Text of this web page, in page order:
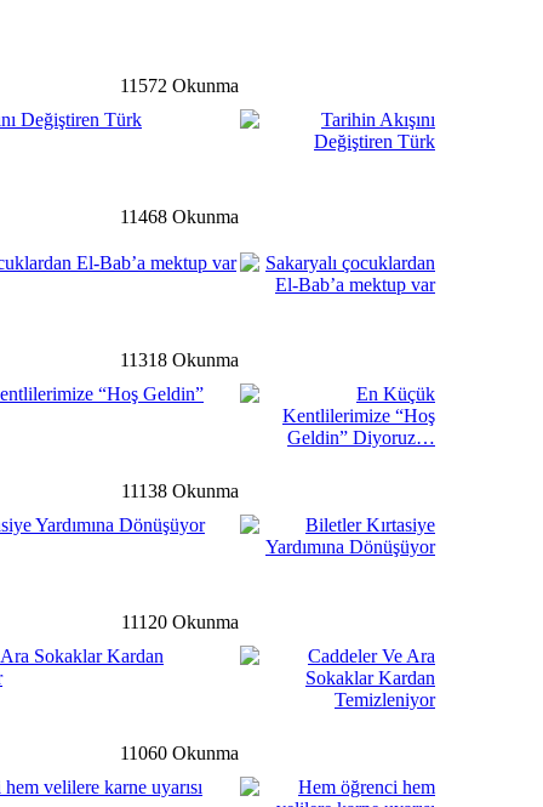
araya geldi
Cesur Yüreklerle Millet
Katıldı…
detay ›
Yeni Devlet Hastanesinde
detay ›
Bu Hafta Pazartesi
detay ›
11572 Okunma
Değiştiren Türk
11468 Okunma
El-Bab’a mektup var
11318 Okunma
“Hoş Geldin”
11138 Okunma
Yardımına Dönüşüyor
11120 Okunma
Sokaklar Kardan
11060 Okunma
velilere karne uyarısı